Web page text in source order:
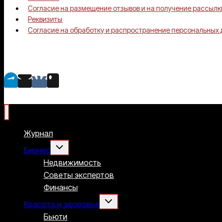
Согласие на размещение отзывов и на получение
Реквизиты
Согласие на обработку и распространение персональных
Журнал
Бизнес
дочернее
меню
Недвижимость
Советы экспертов
Финансы
Красота и здоровье
дочернее
меню
Бьюти